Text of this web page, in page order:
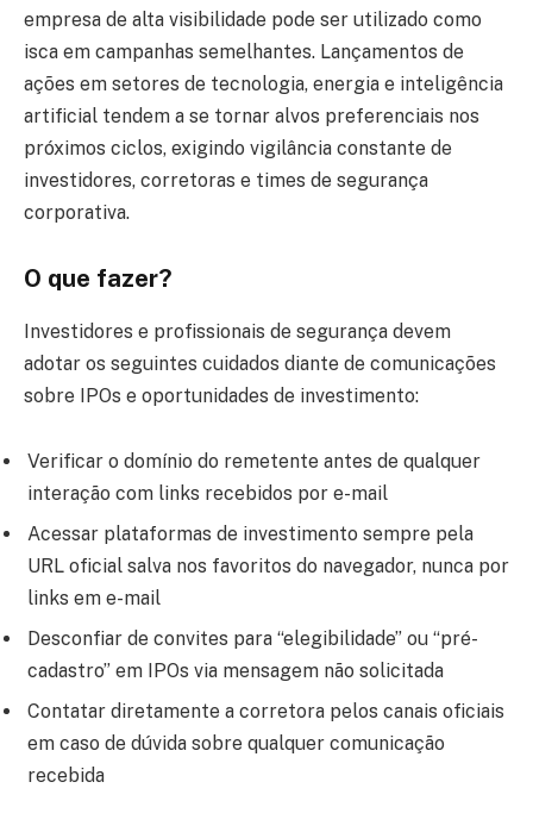
empresa de alta visibilidade pode ser utilizado como
isca em campanhas semelhantes. Lançamentos de
ações em setores de tecnologia, energia e inteligência
artificial tendem a se tornar alvos preferenciais nos
próximos ciclos, exigindo vigilância constante de
investidores, corretoras e times de segurança
corporativa.
O que fazer?
Investidores e profissionais de segurança devem
adotar os seguintes cuidados diante de comunicações
sobre IPOs e oportunidades de investimento:
Verificar o domínio do remetente antes de qualquer
interação com links recebidos por e-mail
Acessar plataformas de investimento sempre pela
URL oficial salva nos favoritos do navegador, nunca por
links em e-mail
Desconfiar de convites para “elegibilidade” ou “pré-
cadastro” em IPOs via mensagem não solicitada
Contatar diretamente a corretora pelos canais oficiais
em caso de dúvida sobre qualquer comunicação
recebida